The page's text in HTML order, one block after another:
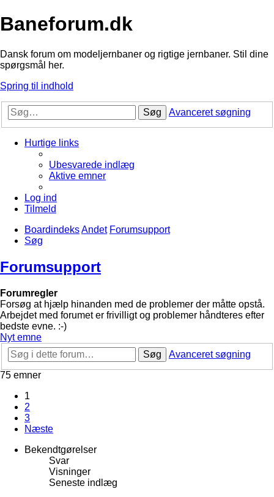
Baneforum.dk
Dansk forum om modeljernbaner og rigtige jernbaner. Stil dine
spørgsmål her.
Spring til indhold
Søg Avanceret søgning
Hurtige links
Ubesvarede indlæg
Aktive emner
Log ind
Tilmeld
BoardindeksAndet Forumsupport
Søg
Forumsupport
Forumregler
Forsøg at hjælp hinanden med de problemer der måtte opstå.
Arbejdet med forumet er frivilligt og problemer håndteres efter
bedste evne. :-)
Nyt emne
Søg
Avanceret søgning
75 emner
1
2
3
Næste
Bekendtgørelser
Svar
Visninger
Seneste indlæg